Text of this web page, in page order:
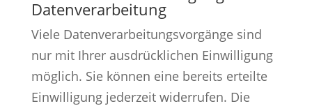
Datenverarbeitung
Viele Datenverarbeitungsvorgänge sind
nur mit Ihrer ausdrücklichen Einwilligung
möglich. Sie können eine bereits erteilte
Einwilligung jederzeit widerrufen. Die